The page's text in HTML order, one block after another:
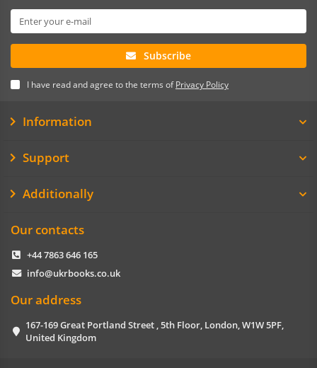
Subscribe
I have read and agree to the terms ofPrivacy Policy
Information
Support
Additionally
Our contacts
+44 7863 646 165
info@ukrbooks.co.uk
Our address
167-169 Great Portland Street , 5th Floor, London, W1W 5PF,
United Kingdom